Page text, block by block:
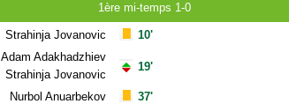
1ère mi-temps 1-0
Strahinja Jovanovic
Adam Adakhadzhiev
Strahinja Jovanovic
Nurbol Anuarbekov
10'
19'
37'